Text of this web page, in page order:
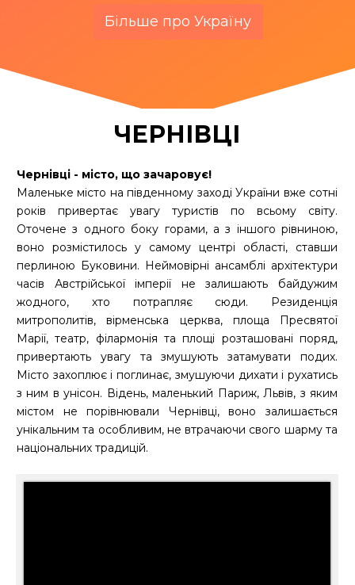
Більше про Україну
ЧЕРНІВЦІ
Чернівці - місто, що зачаровує!
Маленьке місто на південному заході України вже сотні
років привертає увагу туристів по всьому світу.
Оточене з одного боку горами, а з іншого рівниною,
воно розмістилось у самому центрі області, ставши
перлиною Буковини. Неймовірні ансамблі архітектури
часів Австрійської імперії не залишають байдужим
жодного, хто потрапляє сюди. Резиденція
митрополитів, вірменська церква, площа Пресвятої
Марії, театр, філармонія та площі розташовані поряд,
привертають увагу та змушують затамувати подих.
Місто захоплює і поглинає, змушуючи дихати і рухатись
з ним в унісон. Відень, маленький Париж, Львів, з яким
містом не порівнювали Чернівці, воно залишається
унікальним та особливим, не втрачаючи свого шарму та
національних традицій.